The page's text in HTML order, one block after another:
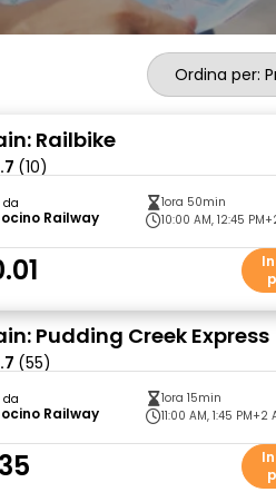
Ordina per:
Railbike
(10)
da
Railway
1ora 50min
10:00 AM, 12:45 PM
Pudding Creek Express
(55)
da
Railway
1ora 15min
11:00 AM, 1:45 PM+2